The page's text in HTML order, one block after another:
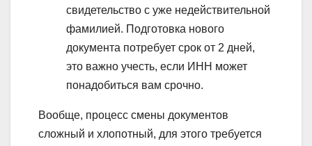
свидетельство с уже недействительной
фамилией. Подготовка нового
документа потребует срок от 2 дней,
это важно учесть, если ИНН может
понадобиться вам срочно.
Вообще, процесс смены документов
сложный и хлопотный, для этого требуется